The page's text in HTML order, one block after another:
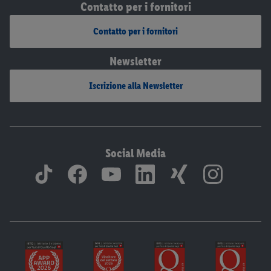
Contatto per i fornitori
Contatto per i fornitori
Newsletter
Iscrizione alla Newsletter
Social Media